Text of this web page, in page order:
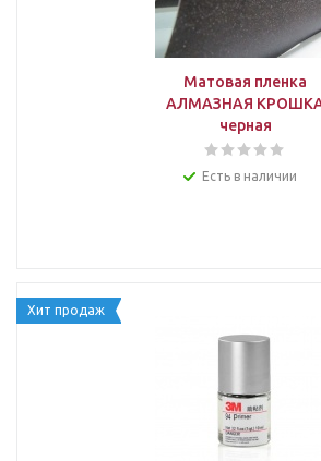
Матовая пленка
АЛМАЗНАЯ
черная
Есть в наличии
Хит продаж